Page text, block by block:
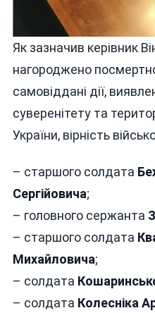
Як зазначив керівник
нагороджено
самовіддані дії,
суверенітету та
України, вірність
– старшого солдата
Сергійовича;
– головного сержанта
– старшого солдата
Михайловича;
– солдата
– солдата Колесніка